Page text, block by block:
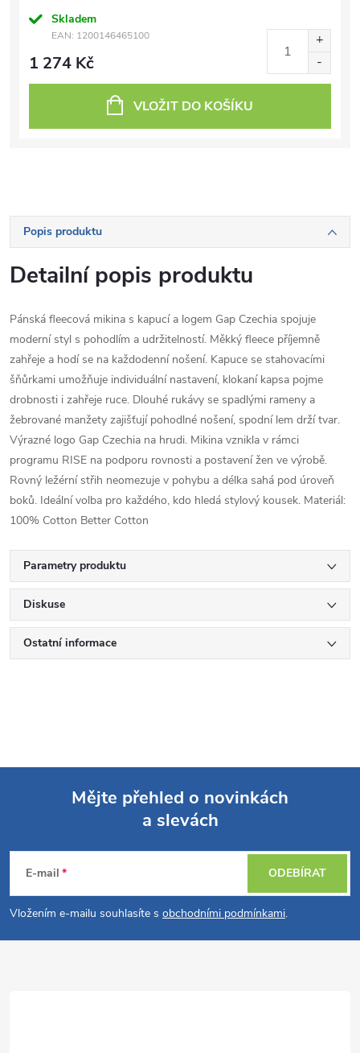
Skladem
EAN: 1200146465100
1 274 Kč
VLOŽIT DO KOŠÍKU
Popis produktu
Detailní popis produktu
Pánská fleecová mikina s kapucí a logem Gap Czechia spojuje
moderní styl s pohodlím a udržitelností. Měkký fleece příjemně
zahřeje a hodí se na každodenní nošení. Kapuce se stahovacími
šňůrkami umožňuje individuální nastavení, klokaní kapsa pojme
drobnosti i zahřeje ruce. Dlouhé rukávy se spadlými rameny a
žebrované manžety zajišťují pohodlné nošení, spodní lem drží tvar.
Výrazné logo Gap Czechia na hrudi. Mikina vznikla v rámci
programu RISE na podporu rovnosti a postavení žen ve výrobě.
Rovný ležérní střih neomezuje v pohybu a délka sahá pod úroveň
boků. Ideální volba pro každého, kdo hledá stylový kousek. Materiál:
100% Cotton Better Cotton
Parametry produktu
Diskuse
Ostatní informace
p
a
Mějte přehled o novinkách
a slevách
E-mail
Vložením e-mailu souhlasíte s obchodními podmínkami.
ODEBÍRAT